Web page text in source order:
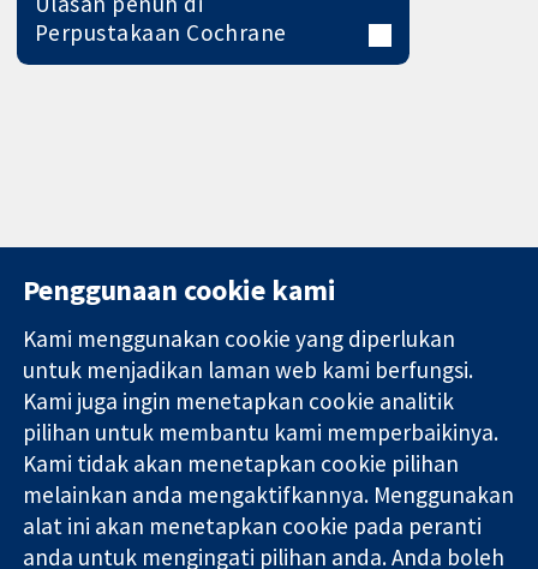
Perpustakaan Cochrane
Bukti yang
dipercayai.
keputusan
termaklum
Kesihatan yang
lebih baik
11-13 Cavendish
Square
London
W1G 0AN
United Kingdom
Hubungi kita
Berita
Pejabat
akhbar
Perihal Kami
Pekerjaan
Cochrane
Library
Penggunaan cookie kami
Kami menggunakan cookie yang diperlukan
untuk menjadikan laman web kami berfungsi.
Kami juga ingin menetapkan cookie analitik
pilihan untuk membantu kami memperbaikinya.
Kami tidak akan menetapkan cookie pilihan
melainkan anda mengaktifkannya. Menggunakan
alat ini akan menetapkan cookie pada peranti
anda untuk mengingati pilihan anda. Anda boleh